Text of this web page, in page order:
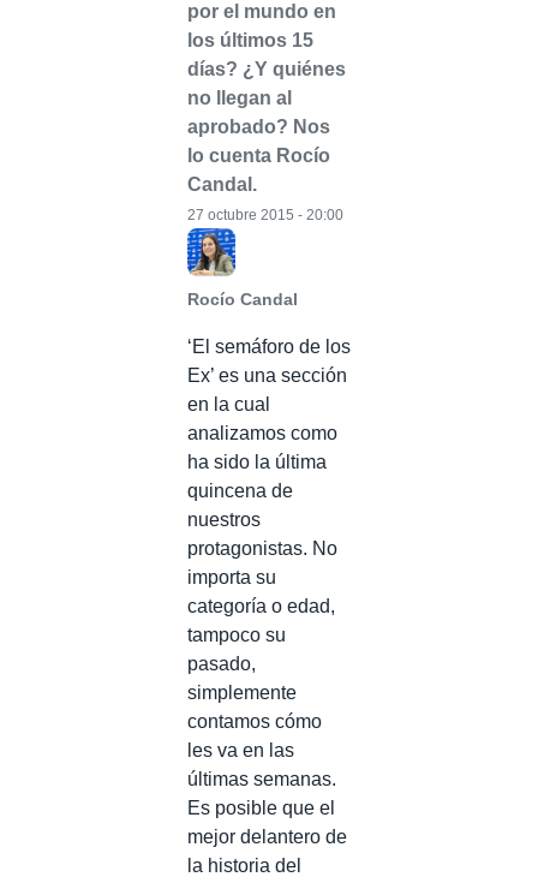
por el mundo en
los últimos 15
días? ¿Y quiénes
no llegan al
aprobado? Nos
lo cuenta Rocío
Candal.
Rocío Candal
27 octubre 2015 - 20:00
‘El semáforo de los
Ex’ es una sección
en la cual
analizamos como
ha sido la última
quincena de
nuestros
protagonistas. No
importa su
categoría o edad,
tampoco su
pasado,
simplemente
contamos cómo
les va en las
últimas semanas.
Es posible que el
mejor delantero de
la historia del